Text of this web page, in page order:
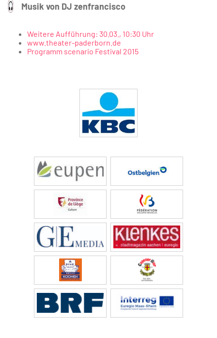
Musik von DJ zenfrancisco
Weitere Aufführung: 30.03., 10:30 Uhr
www.theater-paderborn.de
Programm scenario Festival 2015